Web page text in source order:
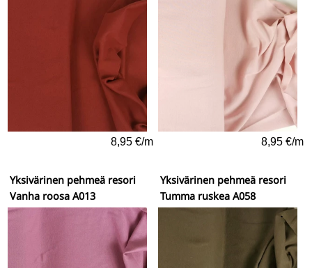
8,95 €/m 8,95 €/m
Yksivärinen pehmeä resori
Vanha roosa A013
Yksivärinen pehmeä resori
Tumma ruskea A058